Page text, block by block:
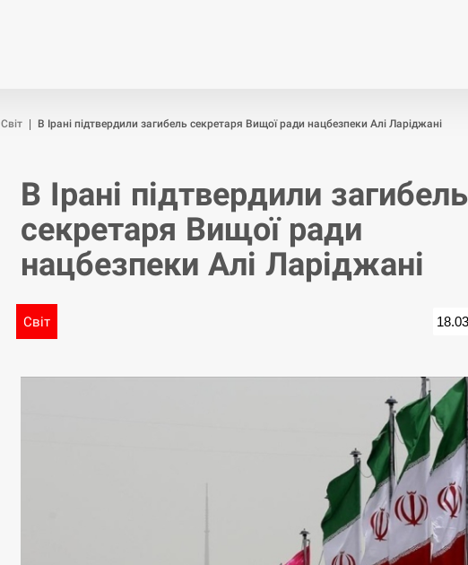
Світ В Ірані підтвердили загибель секретаря Вищої ради нацбезпеки Алі Ларіджані
В Ірані підтвердили загибель
секретаря Вищої ради
нацбезпеки Алі Ларіджані
Світ